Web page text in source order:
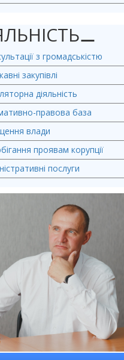
⚊
з громадськістю
закупівлі
діяльність
правова база
влади
проявам корупції
послуги